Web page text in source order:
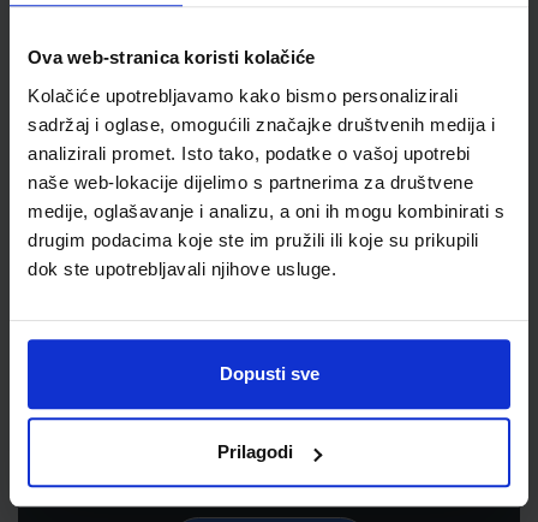
Ova web-stranica koristi kolačiće
Kolačiće upotrebljavamo kako bismo personalizirali
sadržaj i oglase, omogućili značajke društvenih medija i
analizirali promet. Isto tako, podatke o vašoj upotrebi
naše web-lokacije dijelimo s partnerima za društvene
medije, oglašavanje i analizu, a oni ih mogu kombinirati s
drugim podacima koje ste im pružili ili koje su prikupili
dok ste upotrebljavali njihove usluge.
Dopusti sve
Prilagodi
Newsletter prijava
Prijavite se kako bi primali informacije o novim
proizvodima i uslugama, akcijama i drugim